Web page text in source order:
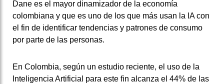
Dane es el mayor dinamizador de la economía
colombiana y que es uno de los que más usan la IA con
el fin de identificar tendencias y patrones de consumo
por parte de las personas.
En Colombia, según un estudio reciente, el uso de la
Inteligencia Artificial para este fin alcanza el 44% de las